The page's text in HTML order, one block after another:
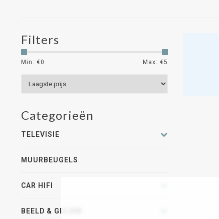
Filters
Min: €0 Max: €5
Categorieën
TELEVISIE
MUURBEUGELS
CAR HIFI
BEELD & GELUID